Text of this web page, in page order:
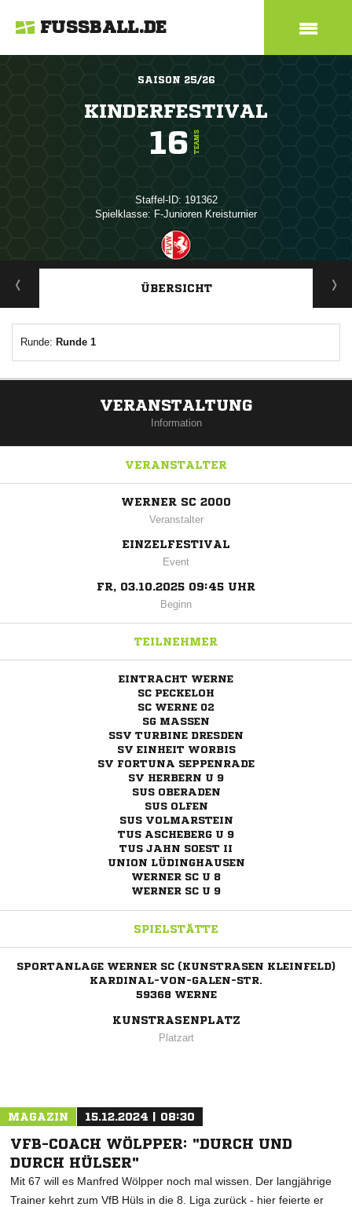
FUSSBALL.DE
SAISON 25/26
KINDERFESTIVAL
16 TEAMS
Staffel-ID: 191362
Spielklasse: F-Junioren Kreisturnier
ANZEIGE
ÜBERSICHT
Runde: Runde 1
VERANSTALTUNG
Information
VERANSTALTER
WERNER SC 2000
Veranstalter
EINZELFESTIVAL
Event
FR, 03.10.2025 09:45 UHR
Beginn
TEILNEHMER
EINTRACHT WERNE
SC PECKELOH
SC WERNE 02
SG MASSEN
SSV TURBINE DRESDEN
SV EINHEIT WORBIS
SV FORTUNA SEPPENRADE
SV HERBERN U 9
SUS OBERADEN
SUS OLFEN
SUS VOLMARSTEIN
TUS ASCHEBERG U 9
TUS JAHN SOEST II
UNION LÜDINGHAUSEN
WERNER SC U 8
WERNER SC U 9
SPIELSTÄTTE
SPORTANLAGE WERNER SC (KUNSTRASEN KLEINFELD)
KARDINAL-VON-GALEN-STR.
59368 WERNE
KUNSTRASENPLATZ
Platzart
MAGAZIN 15.12.2024 | 08:30
VFB-COACH WÖLPPER: "DURCH UND
DURCH HÜLSER"
Mit 67 will es Manfred Wölpper noch mal wissen. Der langjährige
Trainer kehrt zum VfB Hüls in die 8. Liga zurück - hier feierte er